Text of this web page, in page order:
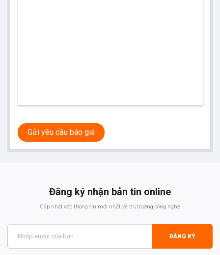
Gửi yêu cầu báo giá
Đăng ký nhận bản tin online
Cập nhật các thông tin mới nhất về thị trường công nghệ
ĐĂNG KÝ